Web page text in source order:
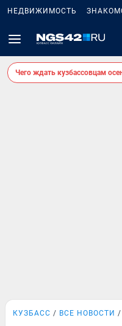
НЕДВИЖИМОСТЬ
Чего ждать кузбассовцам
КУЗБАСС ВСЕ НОВОСТИ